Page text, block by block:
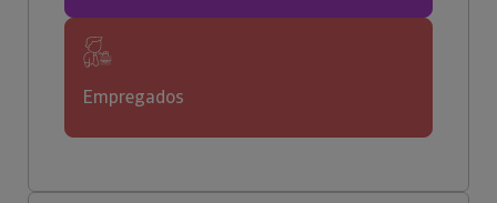
Empregados